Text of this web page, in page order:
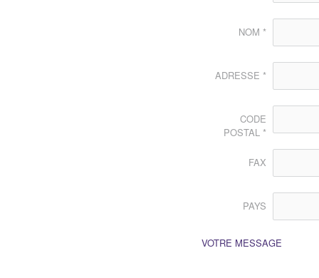
NOM *
ADRESSE *
CODE
POSTAL *
FAX
PAYS
VOTRE MESSAGE